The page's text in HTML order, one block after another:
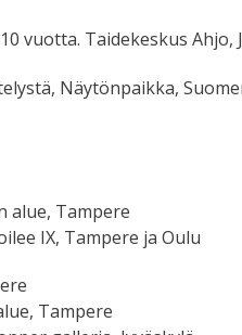
vuotta. Taidekeskus Ahjo,
Näytönpaikka,
alue, Tampere
IX, Tampere ja Oulu
Tampere